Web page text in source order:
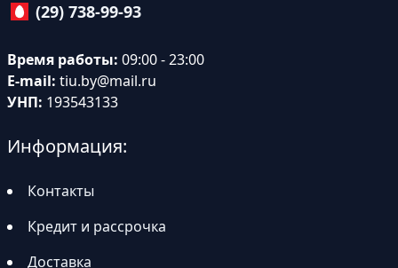
(29) 738-99-93
Время работы: 09:00 - 23:00
E-mail: tiu.by@mail.ru
УНП: 193543133
Информация:
Контакты
Кредит и рассрочка
Доставка